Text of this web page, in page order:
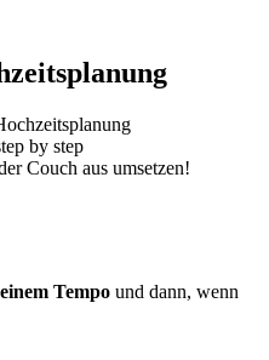
by step
Couch aus umsetzen!
Tempo und dann, wenn